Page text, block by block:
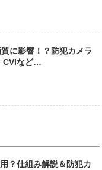
に影響！？防犯カメラ
CVIなど…
？仕組み解説＆防犯カ